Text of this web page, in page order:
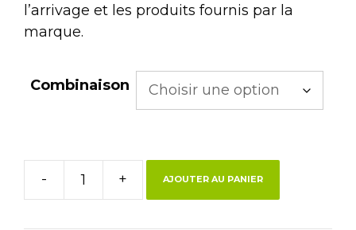
l’arrivage et les produits fournis par la
marque.
Combinaison
- + AJOUTER AU PANIER